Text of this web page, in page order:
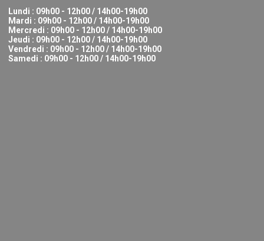
Lundi : 09h00 - 12h00 / 14h00-19h00
Mardi : 09h00 - 12h00 / 14h00-19h00
Mercredi : 09h00 - 12h00 / 14h00-19h00
Jeudi : 09h00 - 12h00 / 14h00-19h00
Vendredi : 09h00 - 12h00 / 14h00-19h00
Samedi : 09h00 - 12h00 / 14h00-19h00